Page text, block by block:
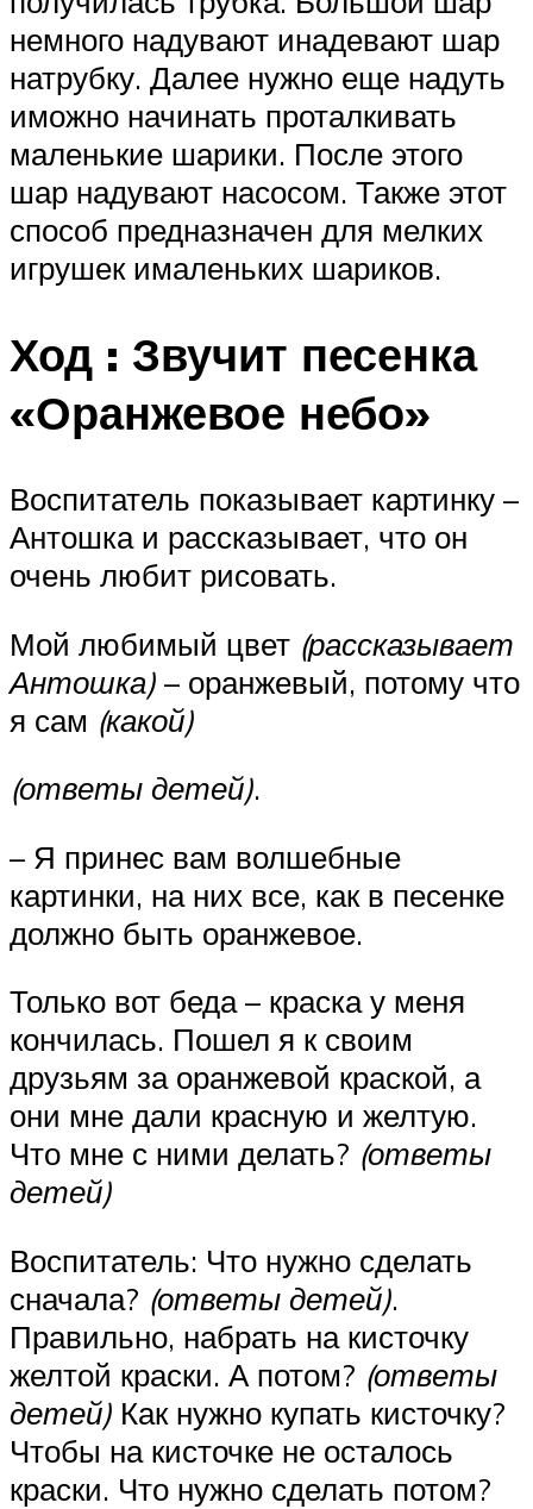
немного надувают инадевают шар
натрубку. Далее нужно еще надуть
иможно начинать проталкивать
маленькие шарики. После этого
шар надувают насосом. Также этот
способ предназначен для мелких
игрушек ималеньких шариков.
Ход : Звучит песенка
«Оранжевое небо»
Воспитатель показывает картинку –
Антошка и рассказывает, что он
очень любит рисовать.
Мой любимый цвет (рассказывает
Антошка) – оранжевый, потому что
я сам (какой)
(ответы детей).
– Я принес вам волшебные
картинки, на них все, как в песенке
должно быть оранжевое.
Только вот беда – краска у меня
кончилась. Пошел я к своим
друзьям за оранжевой краской, а
они мне дали красную и желтую.
Что мне с ними делать? (ответы
детей)
Воспитатель: Что нужно сделать
сначала? (ответы детей).
Правильно, набрать на кисточку
желтой краски. А потом? (ответы
детей) Как нужно купать кисточку?
Чтобы на кисточке не осталось
краски. Что нужно сделать потом?